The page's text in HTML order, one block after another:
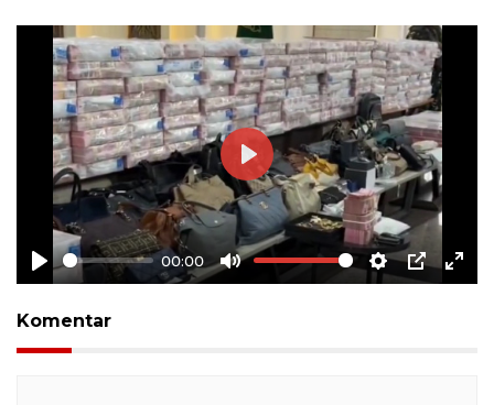
Play
00:00
Mute Settings
PIP
Play
Komentar